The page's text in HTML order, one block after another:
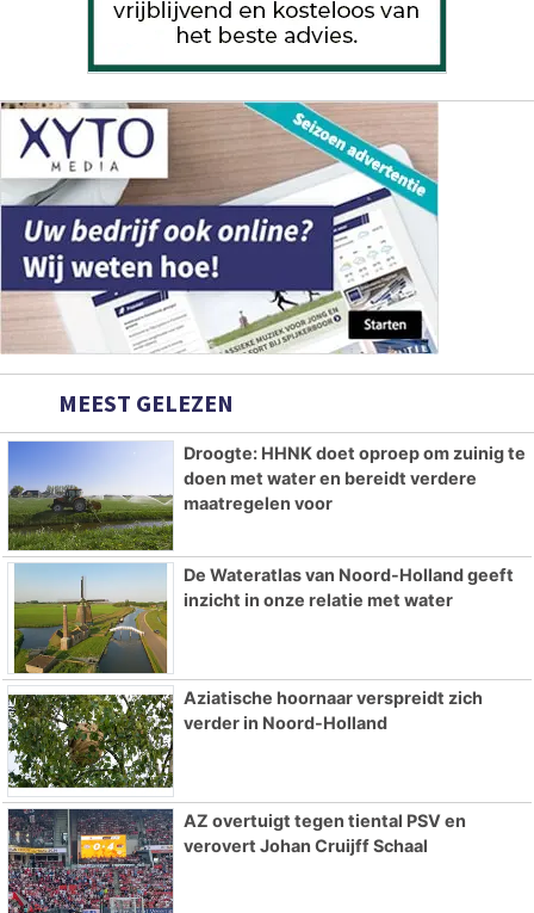
MEEST GELEZEN
Droogte: HHNK doet oproep om zuinig te
doen met water en bereidt verdere
maatregelen voor
De Wateratlas van Noord-Holland geeft
inzicht in onze relatie met water
Aziatische hoornaar verspreidt zich
verder in Noord-Holland
AZ overtuigt tegen tiental PSV en
verovert Johan Cruijff Schaal